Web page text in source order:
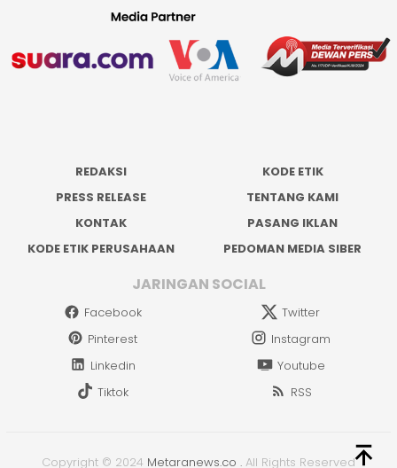
REDAKSI
KODE ETIK
PRESS RELEASE
TENTANG KAMI
KONTAK
PASANG IKLAN
KODE ETIK PERUSAHAAN
PEDOMAN MEDIA SIBER
JARINGAN SOCIAL
Facebook
Twitter
Pinterest
Instagram
Linkedin
Youtube
Tiktok
RSS
Copyright © 2024 Metaranews.co . All Rights Reserved